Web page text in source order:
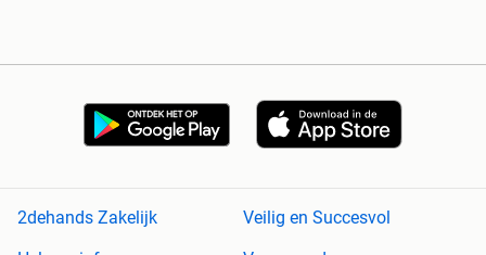
2dehands Zakelijk
Veilig en Succesvol